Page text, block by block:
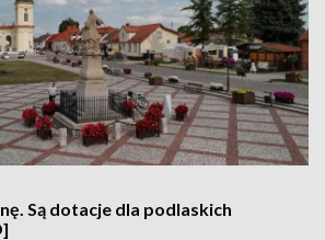
Są dotacje dla podlaskich